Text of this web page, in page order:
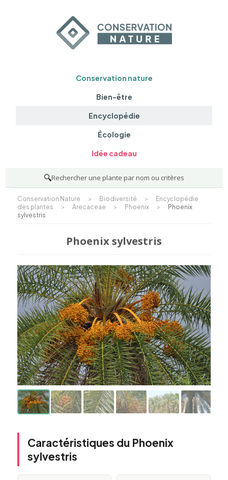
Conservation nature
Bien-être
Encyclopédie
Écologie
Idée cadeau
🔍Rechercher une plante par nom ou critères
Conservation Nature > Biodiversité >
Encyclopédie
des plantes
> Arecaceae > Phoenix >
Phoenix
sylvestris
Phoenix sylvestris
Caractéristiques du Phoenix
sylvestris